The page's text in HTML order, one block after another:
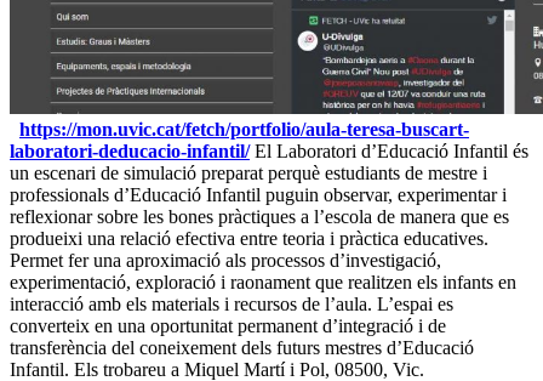
https://mon.uvic.cat/fetch/portfolio/aula-teresa-buscart-
laboratori-deducacio-infantil/El Laboratori d’Educació Infantil és
un escenari de simulació preparat perquè estudiants de mestre i
professionals d’Educació Infantil puguin observar, experimentar i
reflexionar sobre les bones pràctiques a l’escola de manera que es
produeixi una relació efectiva entre teoria i pràctica educatives.
Permet fer una aproximació als processos d’investigació,
experimentació, exploració i raonament que realitzen els infants en
interacció amb els materials i recursos de l’aula. L’espai es
converteix en una oportunitat permanent d’integració i de
transferència del coneixement dels futurs mestres d’Educació
Infantil. Els trobareu a Miquel Martí i Pol, 08500, Vic.